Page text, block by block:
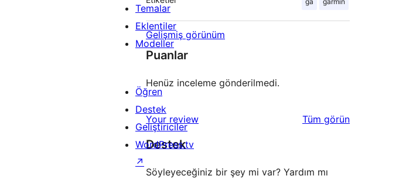
Gelişmiş görünüm
Puanlar
Henüz inceleme gönderilmedi.
Your review Tüm değerlendirmeleri
görün
Destek
Söyleyeceğiniz bir şey mi var? Yardım mı
Temalar
Eklentiler
Modeller
Öğren
Destek
Geliştiriciler
WordPress.tv
↗